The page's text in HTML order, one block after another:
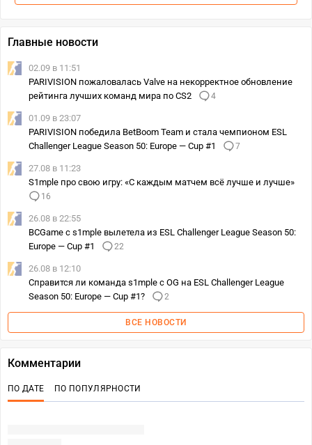
Главные новости
02.09 в 11:51
PARIVISION пожаловалась Valve на некорректное обновление
рейтинга лучших команд мира по CS2
4
01.09 в 23:07
PARIVISION победила BetBoom Team и стала чемпионом ESL
Challenger League Season 50: Europe — Cup #1
7
27.08 в 11:23
S1mple про свою игру: «С каждым матчем всё лучше и лучше»
16
26.08 в 22:55
BCGame с s1mple вылетела из ESL Challenger League Season 50:
Europe — Cup #1
22
26.08 в 12:10
Справится ли команда s1mple с OG на ESL Challenger League
Season 50: Europe — Cup #1?
2
ВСЕ НОВОСТИ
Комментарии
ПО ДАТЕ ПО ПОПУЛЯРНОСТИ